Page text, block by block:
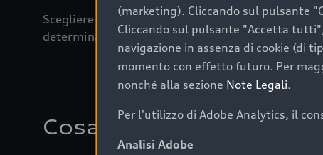
Scegliere un’auto usata è una decisione che
determinanti come la garanzia inclusa e
Cosa sapere prima di
(marketing). Cliccando sul pulsante
Cliccando sul pulsante "Accetta
navigazione in assenza di cookie (di
momento con effetto futuro. Per
nonché alla sezione Note Legali.
Per l'utilizzo di Adobe Analytics, il
Analisi Adobe